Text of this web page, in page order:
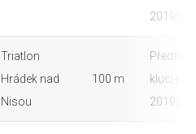
2019)
Triatlon
Hrádek nad
Nisou
100 m
kluci
2019)